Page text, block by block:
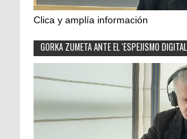
Clica y amplía información
GORKA ZUMETA ANTE EL 'ESPEJISMO